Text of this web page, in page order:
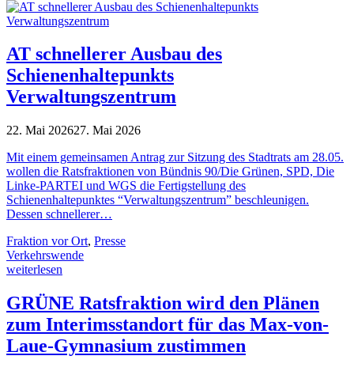
AT schnellerer Ausbau des
Schienenhaltepunkts
Verwaltungszentrum
22. Mai 202627. Mai 2026
Mit einem gemeinsamen Antrag zur Sitzung des Stadtrats am 28.05.
wollen die Ratsfraktionen von Bündnis 90/Die Grünen, SPD, Die
Linke-PARTEI und WGS die Fertigstellung des
Schienenhaltepunktes “Verwaltungszentrum” beschleunigen.
Dessen schnellerer…
Fraktion vor Ort, Presse
Verkehrswende
weiterlesen
GRÜNE Ratsfraktion wird den Plänen
zum Interimsstandort für das Max-von-
Laue-Gymnasium zustimmen